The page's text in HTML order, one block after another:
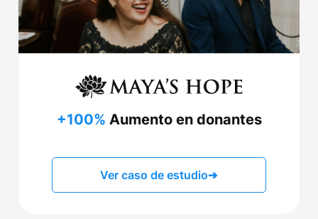
+100% Aumento en donantes
Ver caso de estudio➔